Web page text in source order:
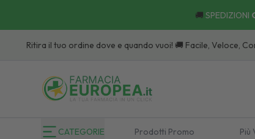
🚚 SPEDIZIONI
il tuo ordine dove e quando vuoi! 🚚 Facile, Veloce, Comodo:
CATEGORIE Prodotti Promo Più